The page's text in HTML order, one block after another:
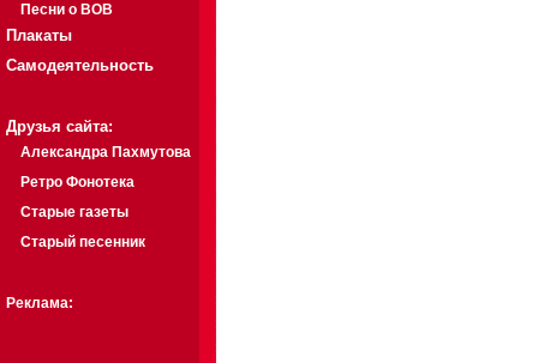
Песни о ВОВ
Плакаты
Самодеятельность
Друзья сайта:
Александра Пахмутова
Ретро Фонотека
Старые газеты
Старый песенник
Реклама: